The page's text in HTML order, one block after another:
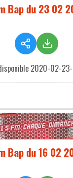
Bap du 23 02
2020-02-
Bap du 16 02